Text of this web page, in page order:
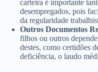
carteira é importante
desempregados, pois
da regularidade
Outros Documentos
filhos ou outros
destes, como certidões
deficiência, o laudo